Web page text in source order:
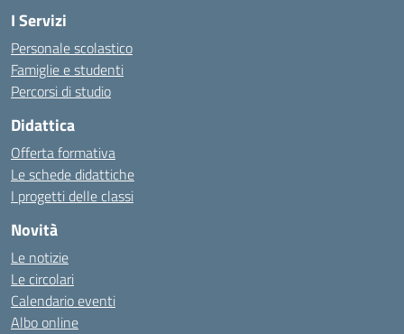
I Servizi
Personale scolastico
Famiglie e studenti
Percorsi di studio
Didattica
Offerta formativa
Le schede didattiche
I progetti delle classi
Novità
Le notizie
Le circolari
Calendario eventi
Albo online